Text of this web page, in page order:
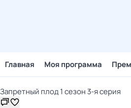
Главная Моя программа
Запретный плод 1 сезон 3-я серия